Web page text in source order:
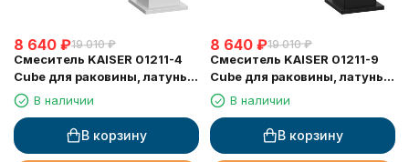
8 640 ₽19 010 ₽
Смеситель KAISER 01211-4
Cube для раковины, латунь,
белый матовый
В наличии
В корзину
8 640 ₽19 010 ₽
Смеситель KAISER 01211-9
Cube для раковины, латунь,
чёрный матовый
В наличии
В корзину